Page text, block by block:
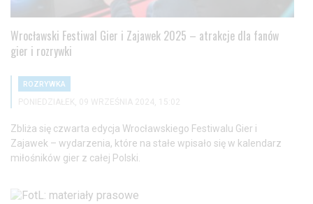
Wrocławski Festiwal Gier i Zajawek 2025 – atrakcje dla fanów
gier i rozrywki
ROZRYWKA
PONIEDZIAŁEK, 09 WRZEŚNIA 2024, 15:02
Zbliża się czwarta edycja Wrocławskiego Festiwalu Gier i
Zajawek – wydarzenia, które na stałe wpisało się w kalendarz
miłośników gier z całej Polski.